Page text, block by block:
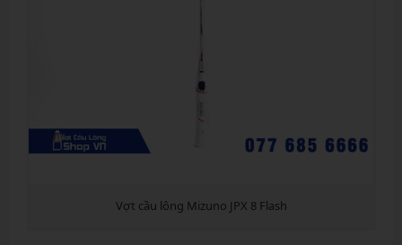
Vợt cầu lông Mizuno JPX 8 Flash